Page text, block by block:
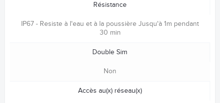
Résistance
IP67 - Resiste à l'eau et à la poussière Jusqu'à 1m pendant
30 min
Double Sim
Non
Accès au(x) réseau(x)